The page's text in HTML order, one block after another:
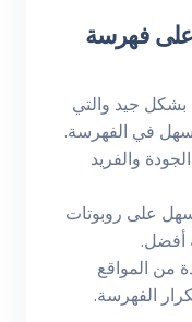
على فهرسة
بشكل جيد والتي
في الفهرسة.
والفريد
على روبوتات
أفضل.
من المواقع
الفهرسة.